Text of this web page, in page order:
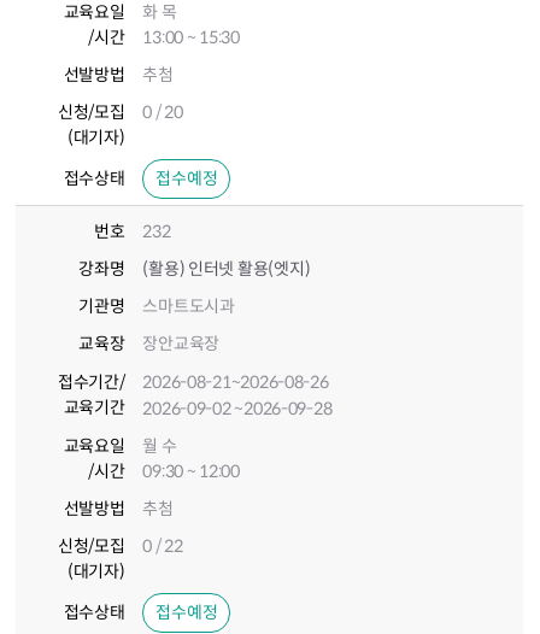
교육요일
/시간
화 목
13:00 ~ 15:30
선발방법
추첨
신청/모집
(대기자)
0 / 20
접수상태 접수예정
번호
232
강좌명
(활용) 인터넷 활용(엣지)
기관명
스마트도시과
교육장
장안교육장
접수기간/
교육기간
2026-08-21~2026-08-26
2026-09-02~2026-09-28
교육요일
/시간
월 수
09:30 ~ 12:00
선발방법
추첨
신청/모집
(대기자)
0 / 22
접수상태 접수예정